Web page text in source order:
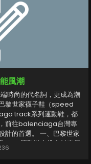
風潮
時尚的代名詞，更成為潮
黎世家襪子鞋（speed
track系列運動鞋，都
前往balenciaga台灣專
計的首選。 一、巴黎世家
track運動鞋自推出以來便
網布與TPU材質打造，